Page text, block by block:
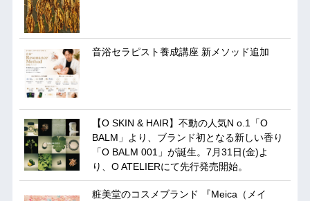
音浴セラピスト養成講座 新メソッド追加
【O SKIN & HAIR】不動の人気N o.1「O
BALM」より、ブランド初となる新しい香り
「O BALM 001」が誕生。7月31日(金)よ
り、O ATELIERにて先行発売開始。
粧美堂のコスメブランド 『Meica（メイ